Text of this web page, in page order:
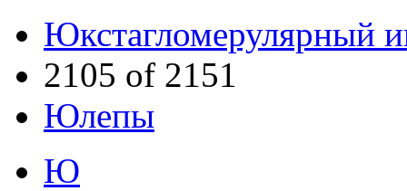
Юкстагломерулярный
2105 of 2151
Юлепы
Ю